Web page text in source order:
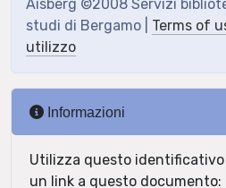
Aisberg ©2008 Servizi
studi di Bergamo | Terms of
utilizzo
Informazioni
Utilizza questo
un link a questo documento: